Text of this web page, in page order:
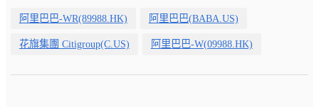
阿里巴巴-WR(89988.HK) 阿里巴巴(BABA.US)
花旗集團 Citigroup(C.US) 阿里巴巴-W(09988.HK)